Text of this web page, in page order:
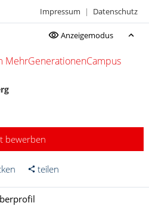
Impressum | Datenschutz
Anzeigemodus
MehrGenerationenCampus
bewerben
teilen